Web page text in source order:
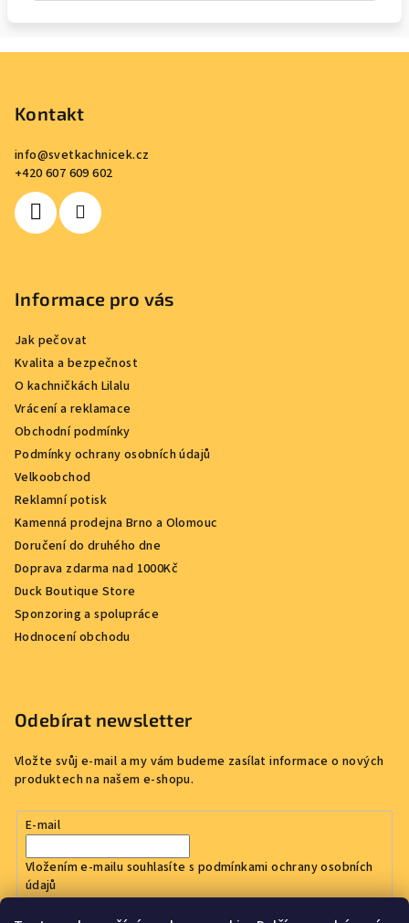
Kontakt
info@svetkachnicek.cz
+420 607 609 602
Informace pro vás
Jak pečovat
Kvalita a bezpečnost
O kachničkách Lilalu
Vrácení a reklamace
Obchodní podmínky
Podmínky ochrany osobních údajů
Velkoobchod
Reklamní potisk
Kamenná prodejna Brno a Olomouc
Doručení do druhého dne
Doprava zdarma nad 1000Kč
Duck Boutique Store
Sponzoring a spolupráce
Hodnocení obchodu
Odebírat newsletter
Vložte svůj e-mail a my vám budeme zasílat informace o nových
produktech na našem e-shopu.
E-mail
Vložením e-mailu souhlasíte s podmínkami ochrany osobních
údajů